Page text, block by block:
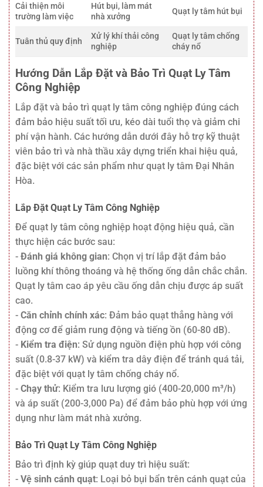
Cải thiện môi
trường làm việc
Hút bụi, làm mát
nhà xưởng
Quạt ly tâm hút bụi
Tuân thủ quy định
Xử lý khí thải công
nghiệp
Quạt ly tâm chống
cháy nổ
Hướng Dẫn Lắp Đặt và Bảo Trì Quạt Ly Tâm
Công Nghiệp
Lắp đặt và bảo trì quạt ly tâm công nghiệp đúng cách
đảm bảo hiệu suất tối ưu, kéo dài tuổi thọ và giảm chi
phí vận hành. Các hướng dẫn dưới đây hỗ trợ kỹ thuật
viên bảo trì và nhà thầu xây dựng triển khai hiệu quả,
đặc biệt với các sản phẩm như quạt ly tâm Đại Nhân
Hòa.
Lắp Đặt Quạt Ly Tâm Công Nghiệp
Để quạt ly tâm công nghiệp hoạt động hiệu quả, cần
thực hiện các bước sau:
- Đánh giá không gian: Chọn vị trí lắp đặt đảm bảo
luồng khí thông thoáng và hệ thống ống dẫn chắc chắn.
Quạt ly tâm cao áp yêu cầu ống dẫn chịu được áp suất
cao.
- Căn chỉnh chính xác: Đảm bảo quạt thẳng hàng với
động cơ để giảm rung động và tiếng ồn (60-80 dB).
- Kiểm tra điện: Sử dụng nguồn điện phù hợp với công
suất (0.8-37 kW) và kiểm tra dây điện để tránh quá tải,
đặc biệt với quạt ly tâm chống cháy nổ.
- Chạy thử: Kiểm tra lưu lượng gió (400-20,000 m³/h)
và áp suất (200-3,000 Pa) để đảm bảo phù hợp với ứng
dụng như làm mát nhà xưởng.
Bảo Trì Quạt Ly Tâm Công Nghiệp
Bảo trì định kỳ giúp quạt duy trì hiệu suất:
- Vệ sinh cánh quạt: Loại bỏ bụi bẩn trên cánh quạt của